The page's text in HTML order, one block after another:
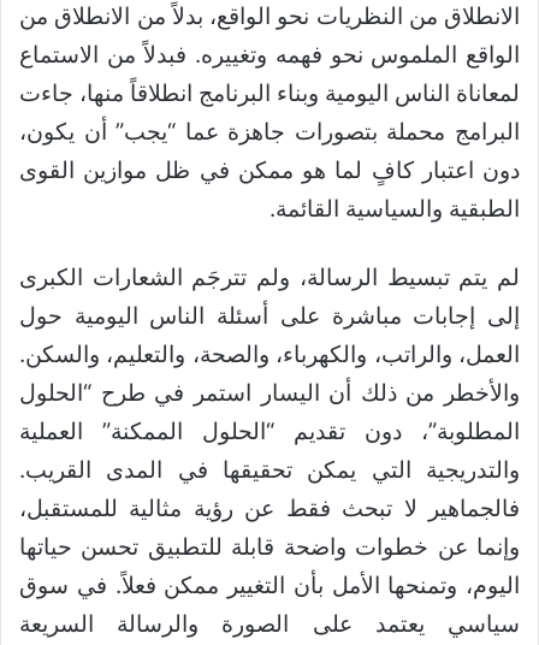
الانطلاق من النظريات نحو الواقع، بدلاً من الانطلاق من
الواقع الملموس نحو فهمه وتغييره. فبدلاً من الاستماع
لمعاناة الناس اليومية وبناء البرنامج انطلاقاً منها، جاءت
البرامج محملة بتصورات جاهزة عما “يجب” أن يكون،
دون اعتبار كافٍ لما هو ممكن في ظل موازين القوى
الطبقية والسياسية القائمة.
لم يتم تبسيط الرسالة، ولم تترجَم الشعارات الكبرى
إلى إجابات مباشرة على أسئلة الناس اليومية حول
العمل، والراتب، والكهرباء، والصحة، والتعليم، والسكن.
والأخطر من ذلك أن اليسار استمر في طرح “الحلول
المطلوبة”، دون تقديم “الحلول الممكنة” العملية
والتدريجية التي يمكن تحقيقها في المدى القريب.
فالجماهير لا تبحث فقط عن رؤية مثالية للمستقبل،
وإنما عن خطوات واضحة قابلة للتطبيق تحسن حياتها
اليوم، وتمنحها الأمل بأن التغيير ممكن فعلاً. في سوق
سياسي يعتمد على الصورة والرسالة السريعة